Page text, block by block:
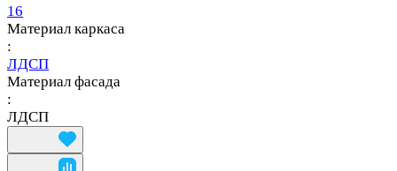
16
Материал каркаса
:
ЛДСП
Материал фасада
:
ЛДСП